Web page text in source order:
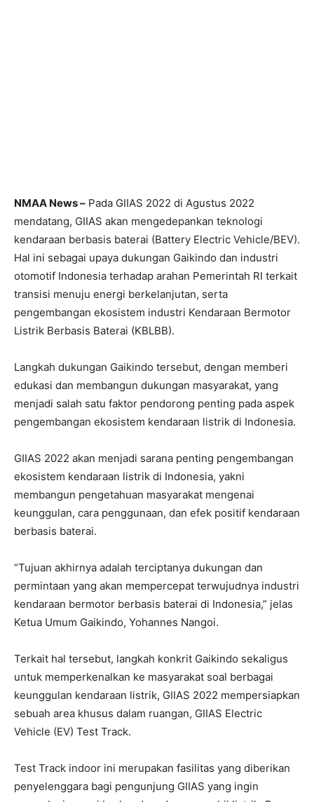
NMAA News – Pada GIIAS 2022 di Agustus 2022
mendatang, GIIAS akan mengedepankan teknologi
kendaraan berbasis baterai (Battery Electric Vehicle/BEV).
Hal ini sebagai upaya dukungan Gaikindo dan industri
otomotif Indonesia terhadap arahan Pemerintah RI terkait
transisi menuju energi berkelanjutan, serta
pengembangan ekosistem industri Kendaraan Bermotor
Listrik Berbasis Baterai (KBLBB).
Langkah dukungan Gaikindo tersebut, dengan memberi
edukasi dan membangun dukungan masyarakat, yang
menjadi salah satu faktor pendorong penting pada aspek
pengembangan ekosistem kendaraan listrik di Indonesia.
GIIAS 2022 akan menjadi sarana penting pengembangan
ekosistem kendaraan listrik di Indonesia, yakni
membangun pengetahuan masyarakat mengenai
keunggulan, cara penggunaan, dan efek positif kendaraan
berbasis baterai.
“Tujuan akhirnya adalah terciptanya dukungan dan
permintaan yang akan mempercepat terwujudnya industri
kendaraan bermotor berbasis baterai di Indonesia,” jelas
Ketua Umum Gaikindo, Yohannes Nangoi.
Terkait hal tersebut, langkah konkrit Gaikindo sekaligus
untuk memperkenalkan ke masyarakat soal berbagai
keunggulan kendaraan listrik, GIIAS 2022 mempersiapkan
sebuah area khusus dalam ruangan, GIIAS Electric
Vehicle (EV) Test Track.
Test Track indoor ini merupakan fasilitas yang diberikan
penyelenggara bagi pengunjung GIIAS yang ingin